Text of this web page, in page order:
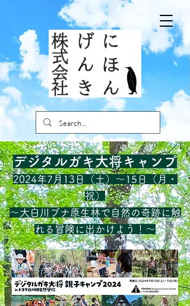
デジタルガキ大将キャンプ
2024年7月13日（土）～15日（月・
祝）
～大白川ブナ原生林で自然の奇跡に触
れる冒険に出かけよう！～